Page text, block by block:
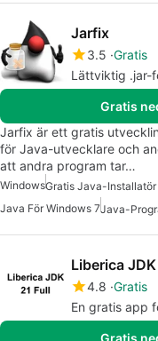
Jarfix
3.5 Gratis
Lättviktig .jar-
Gratis
Jarfix är ett gratis
för Java-utvecklare och
att andra program tar…
WindowsGratis Java-Installatör
Java För Windows 7Java-
Liberica
4.8 Gratis
En gratis app